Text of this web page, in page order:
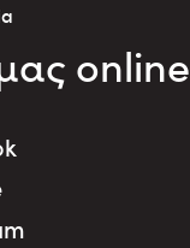
online